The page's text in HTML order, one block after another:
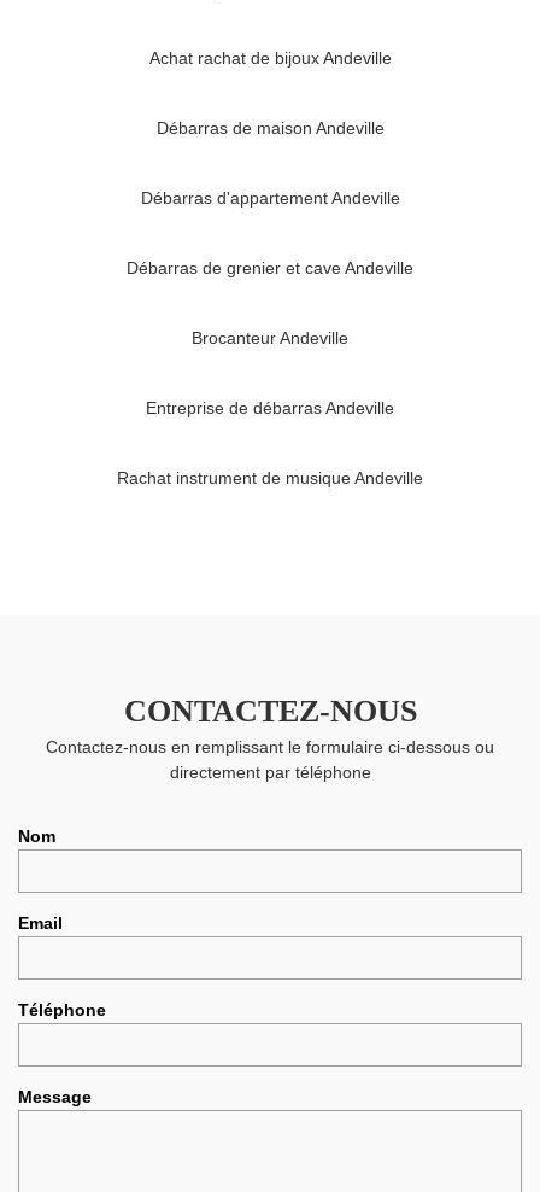
Achat rachat de bijoux Andeville
Débarras de maison Andeville
Débarras d'appartement Andeville
Débarras de grenier et cave Andeville
Brocanteur Andeville
Entreprise de débarras Andeville
Rachat instrument de musique Andeville
CONTACTEZ-NOUS
Contactez-nous en remplissant le formulaire ci-dessous ou
directement par téléphone
Nom
Email
Téléphone
Message